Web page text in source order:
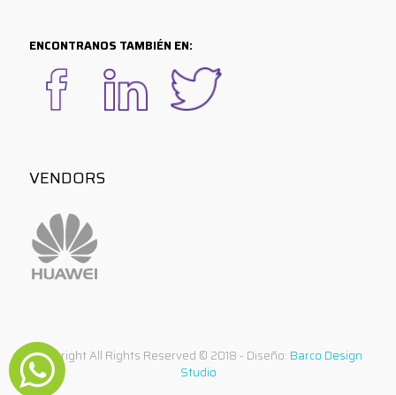
ENCONTRANOS TAMBIÉN EN:
VENDORS
Copyright All Rights Reserved © 2018 - Diseño: Barco Design
Studio